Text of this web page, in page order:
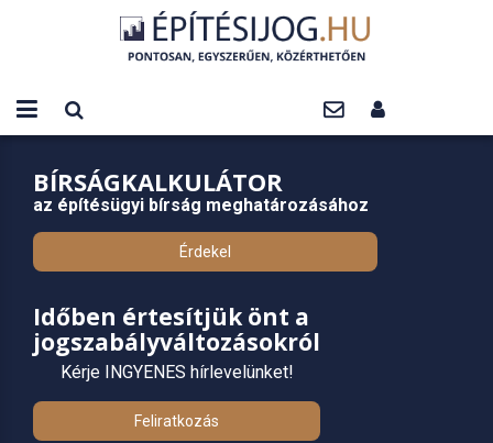
BÍRSÁGKALKULÁTOR
az építésügyi bírság meghatározásához
Érdekel
Időben értesítjük önt a
jogszabályváltozásokról
Kérje INGYENES hírlevelünket!
Feliratkozás